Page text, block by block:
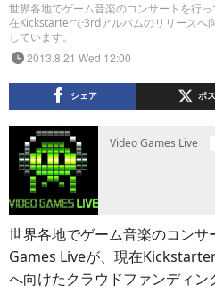
世界各地でゲーム音楽のコンサートを行
在Kickstarterで3rdアルバムのリリースへ
しています。
2013.8.21 Wed 12:00
シェア ポ
Video Games Live
世界各地でゲーム音楽のコン
Games Liveが、現在
へ向けたクラウドファンディン